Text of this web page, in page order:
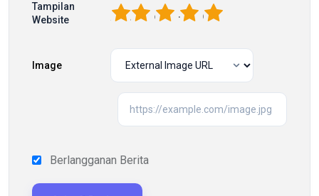
Tampilan
Website
5
4
3
2
Image
Berlangganan Berita